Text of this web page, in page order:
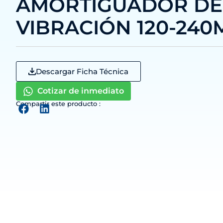
AMORTIGUADOR DE
VIBRACIÓN 120-
Descargar Ficha Técnica
Cotizar de inmediato
Compartir este producto :